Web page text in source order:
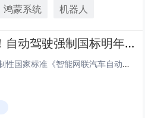
鸿蒙系统 机器人
车主不用当小白鼠了！自动驾驶强制国标明年落地：禁用量产车主当众测样本
快科技8月8日消息，近日，强制性国家标准《智能网联汽车自动驾驶系统安全要求》（GB 44721-2026）已于7月30日由国家市场监督管理总局和国家标准化管理委员会正式批准发布，2027年7月1日起施行。这是中国自动驾驶史上首部针对L3级有...